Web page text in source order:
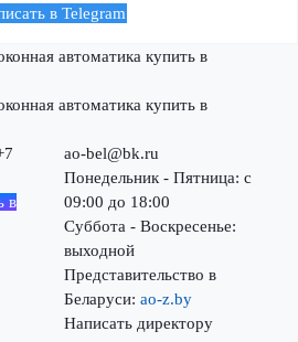
в Telegram
в
ao-bel@bk.ru
Понедельник - Пятница: с
09:00 до 18:00
Суббота - Воскресенье:
выходной
Представительство в
Беларуси: ao-z.by
Написать директору